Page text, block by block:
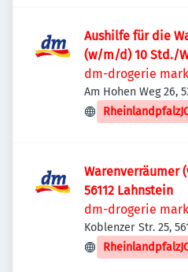
Aushilfe für die
(w/m/d) 10 Std./
dm-drogerie
Am Hohen Weg 26,
Warenverräumer
56112 Lahnstein
dm-drogerie
Koblenzer Str. 25,
Deutschland